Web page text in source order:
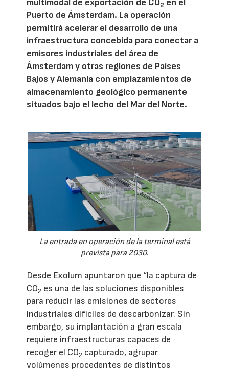
multimodal de exportación de CO2 en el
Puerto de Ámsterdam. La operación
permitirá acelerar el desarrollo de una
infraestructura concebida para conectar a
emisores industriales del área de
Ámsterdam y otras regiones de Países
Bajos y Alemania con emplazamientos de
almacenamiento geológico permanente
situados bajo el lecho del Mar del Norte.
La entrada en operación de la terminal está
prevista para 2030.
Desde Exolum apuntaron que “la captura de
CO2 es una de las soluciones disponibles
para reducir las emisiones de sectores
industriales difíciles de descarbonizar. Sin
embargo, su implantación a gran escala
requiere infraestructuras capaces de
recoger el CO2 capturado, agrupar
volúmenes procedentes de distintos